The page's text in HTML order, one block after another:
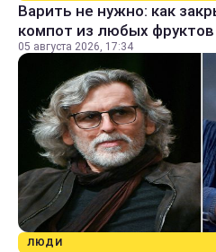
Варить не нужно: как
компот из любых фруктов
05 августа 2026, 17:34
ЛЮДИ